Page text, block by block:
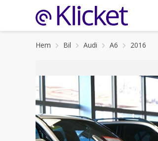
Hem Bil Audi A6 2016